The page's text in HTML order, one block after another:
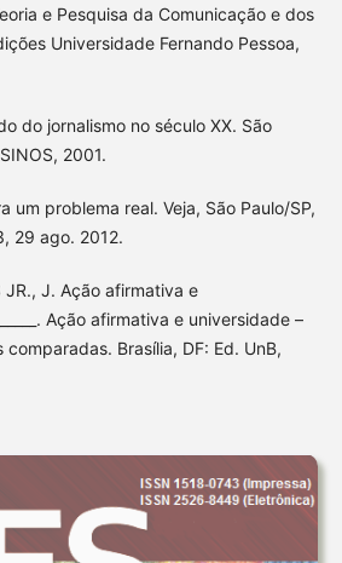
e Pesquisa da Comunicação e dos
Universidade Fernando Pessoa,
do jornalismo no século XX. São
2001.
um problema real. Veja, São Paulo/SP,
29 ago. 2012.
JR., J. Ação afirmativa e
Ação afirmativa e universidade –
Brasília, DF: Ed. UnB,